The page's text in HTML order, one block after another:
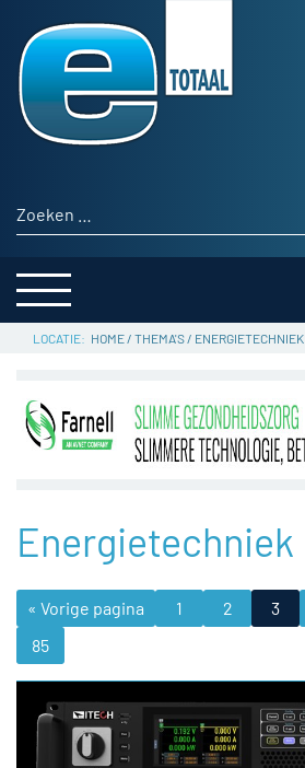
Zoeken naar:
HOME
PRODUCTNIEUWS
ACHTERGROND
THEMA’S
SERVICE
HOME/ THEMA'S/ ENERGIETECHNIEK
Energietechniek
« Vorige pagina 1 2 3
85